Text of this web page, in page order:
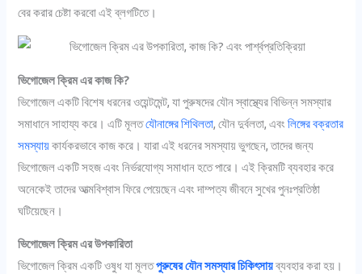
বের করার চেষ্টা করবো এই ব্লগটিতে।
ভিগোজেল ক্রিম এর কাজ কি?
ভিগোজেল একটি বিশেষ ধরনের ওয়েন্টমেন্ট, যা পুরুষদের যৌন স্বাস্থ্যের বিভিন্ন সমস্যার
সমাধানে সাহায্য করে। এটি মূলতযৌনাঙ্গের শিথিলতা, যৌন দুর্বলতা, এবংলিঙ্গের বক্রতার
সমস্যায়কার্যকরভাবে কাজ করে। যারা এই ধরনের সমস্যায় ভুগছেন, তাদের জন্য
ভিগোজেল একটি সহজ এবং নির্ভরযোগ্য সমাধান হতে পারে। এই ক্রিমটি ব্যবহার করে
অনেকেই তাদের আত্মবিশ্বাস ফিরে পেয়েছেন এবং দাম্পত্য জীবনে সুখের পুনঃপ্রতিষ্ঠা
ঘটিয়েছেন।
ভিগোজেল ক্রিম এর উপকারিতা
ভিগোজেল ক্রিম একটি ওষুধ যা মূলতপুরুষের যৌন সমস্যার চিকিৎসায়ব্যবহার করা হয়।